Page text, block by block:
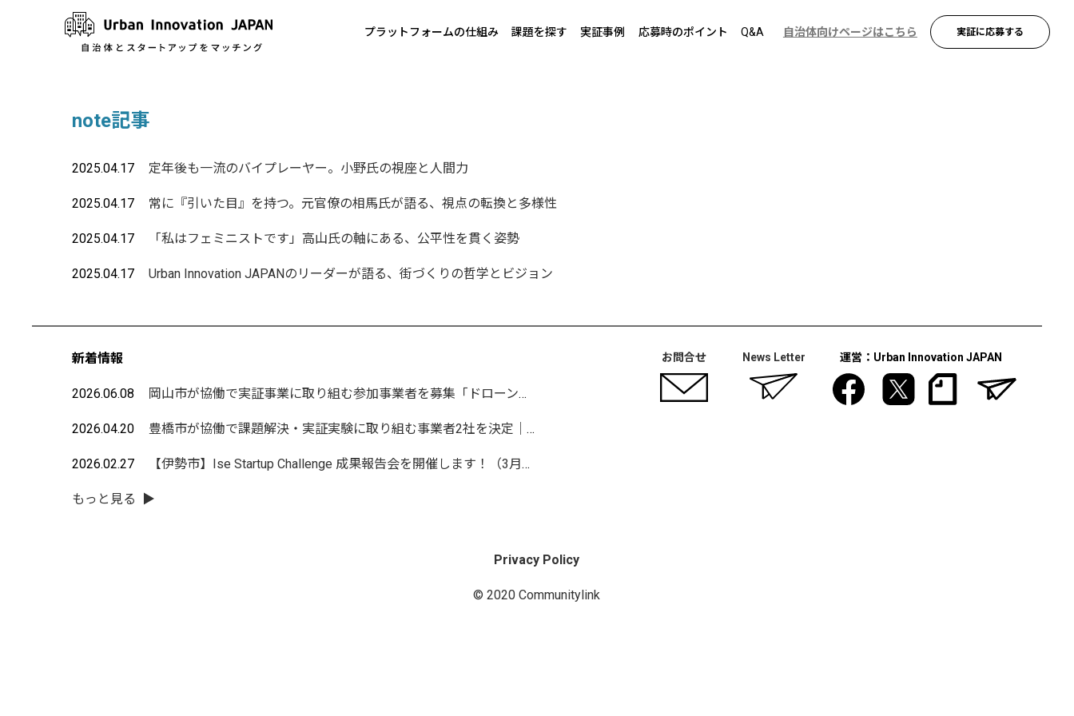
プラットフォームの仕組み 課題を探す 実証事例 応募時のポイント Q&A 自治体向けページはこちら 実証に応募する
note記事
2025.04.17 定年後も一流のバイプレーヤー。小野氏の視座と人間力
2025.04.17 常に『引いた目』を持つ。元官僚の相馬氏が語る、視点の転換と多様性
2025.04.17 「私はフェミニストです」高山氏の軸にある、公平性を貫く姿勢
2025.04.17 Urban Innovation JAPANのリーダーが語る、街づくりの哲学とビジョン
新着情報
2026.06.08 岡山市が協働で実証事業に取り組む参加事業者を募集「ドローンを活用した沿岸部への避難情報伝達の検証」など
2026.04.20 豊橋市が協働で課題解決・実証実験に取り組む事業者2社を決定｜実証テーマは「地域包括支援センターの業務マニュアル整備」と「給食注文管理のシステム化」
2026.02.27 【伊勢市】Ise Startup Challenge 成果報告会を開催します！（3月19日開催）
もっと見る
お問合せ News Letter 運営：Urban Innovation JAPAN
Privacy Policy
© 2020 Communitylink